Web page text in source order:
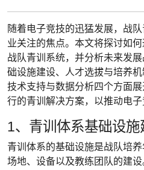
随着电子竞技的迅猛发展，战
业关注的焦点。本文将探讨如
战队青训系统，并分析未来发
础设施建设、人才选拔与培养机
技术支持与数据分析四个方面
行的青训解决方案，以推动电子
1、青训体系基础设施
青训体系的基础设施是战队培
场地、设备以及教练团队的建